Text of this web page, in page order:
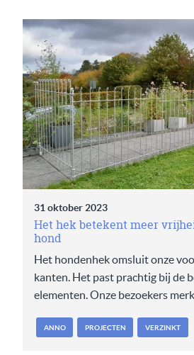
31 oktober 2023
Het hek betekent meer
hond
Het hondenhek omsluit onze
kanten. Het past prachtig bij de
elementen. Onze bezoekers
ANNO PROJECTEN VERZINKT